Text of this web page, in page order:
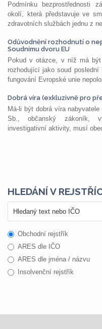
Podmínku bezprostřednosti
okolí, která představuje ve
zdravotních službách jednu z
Odůvodnění rozhodnutí o
Soudnímu dvoru EU
Pokud v otázce, v níž má být
rozhodující jako soud
fungování Evropské unie
Dobrá víra (exkluzivně pro
Má-li být dobrá víra
Sb., občanský zákoník,
investigativní aktivity, musí
HLEDÁNÍ V
Obchodní rejstřík
ARES dle IČO
ARES dle jména / názvu
Insolvenční rejstřík